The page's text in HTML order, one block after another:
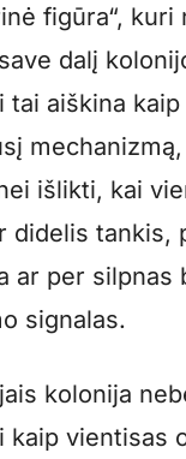
figūra“, kuri
dalį
tai aiškina
išlikti, kai
didelis tankis,
ar per silpnas
signalas.
kolonija
kaip vientisas